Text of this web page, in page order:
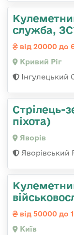
служба,
від 20000 до
Кривий Ріг
Інгулецький
Стрілець-
піхота)
Яворів
Яворівський
від 50000 до
Київ